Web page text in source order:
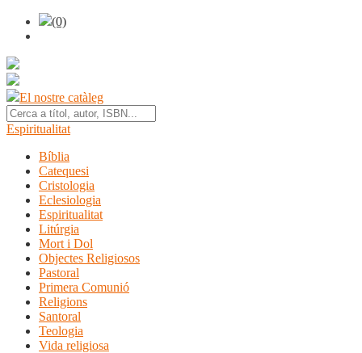
(0)
El nostre catàleg
Espiritualitat
Bíblia
Catequesi
Cristologia
Eclesiologia
Espiritualitat
Litúrgia
Mort i Dol
Objectes Religiosos
Pastoral
Primera Comunió
Religions
Santoral
Teologia
Vida religiosa